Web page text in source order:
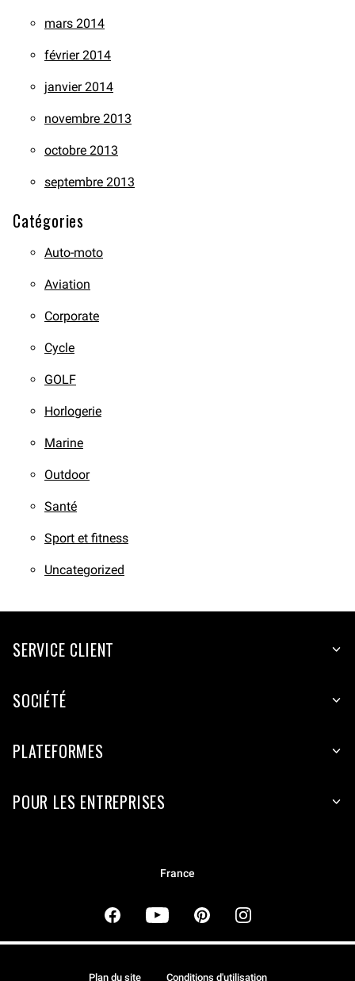
mars 2014
février 2014
janvier 2014
novembre 2013
octobre 2013
septembre 2013
Catégories
Auto-moto
Aviation
Corporate
Cycle
GOLF
Horlogerie
Marine
Outdoor
Santé
Sport et fitness
Uncategorized
SERVICE CLIENT
SOCIÉTÉ
PLATEFORMES
POUR LES ENTREPRISES
France
Plan du site Conditions d'utilisation